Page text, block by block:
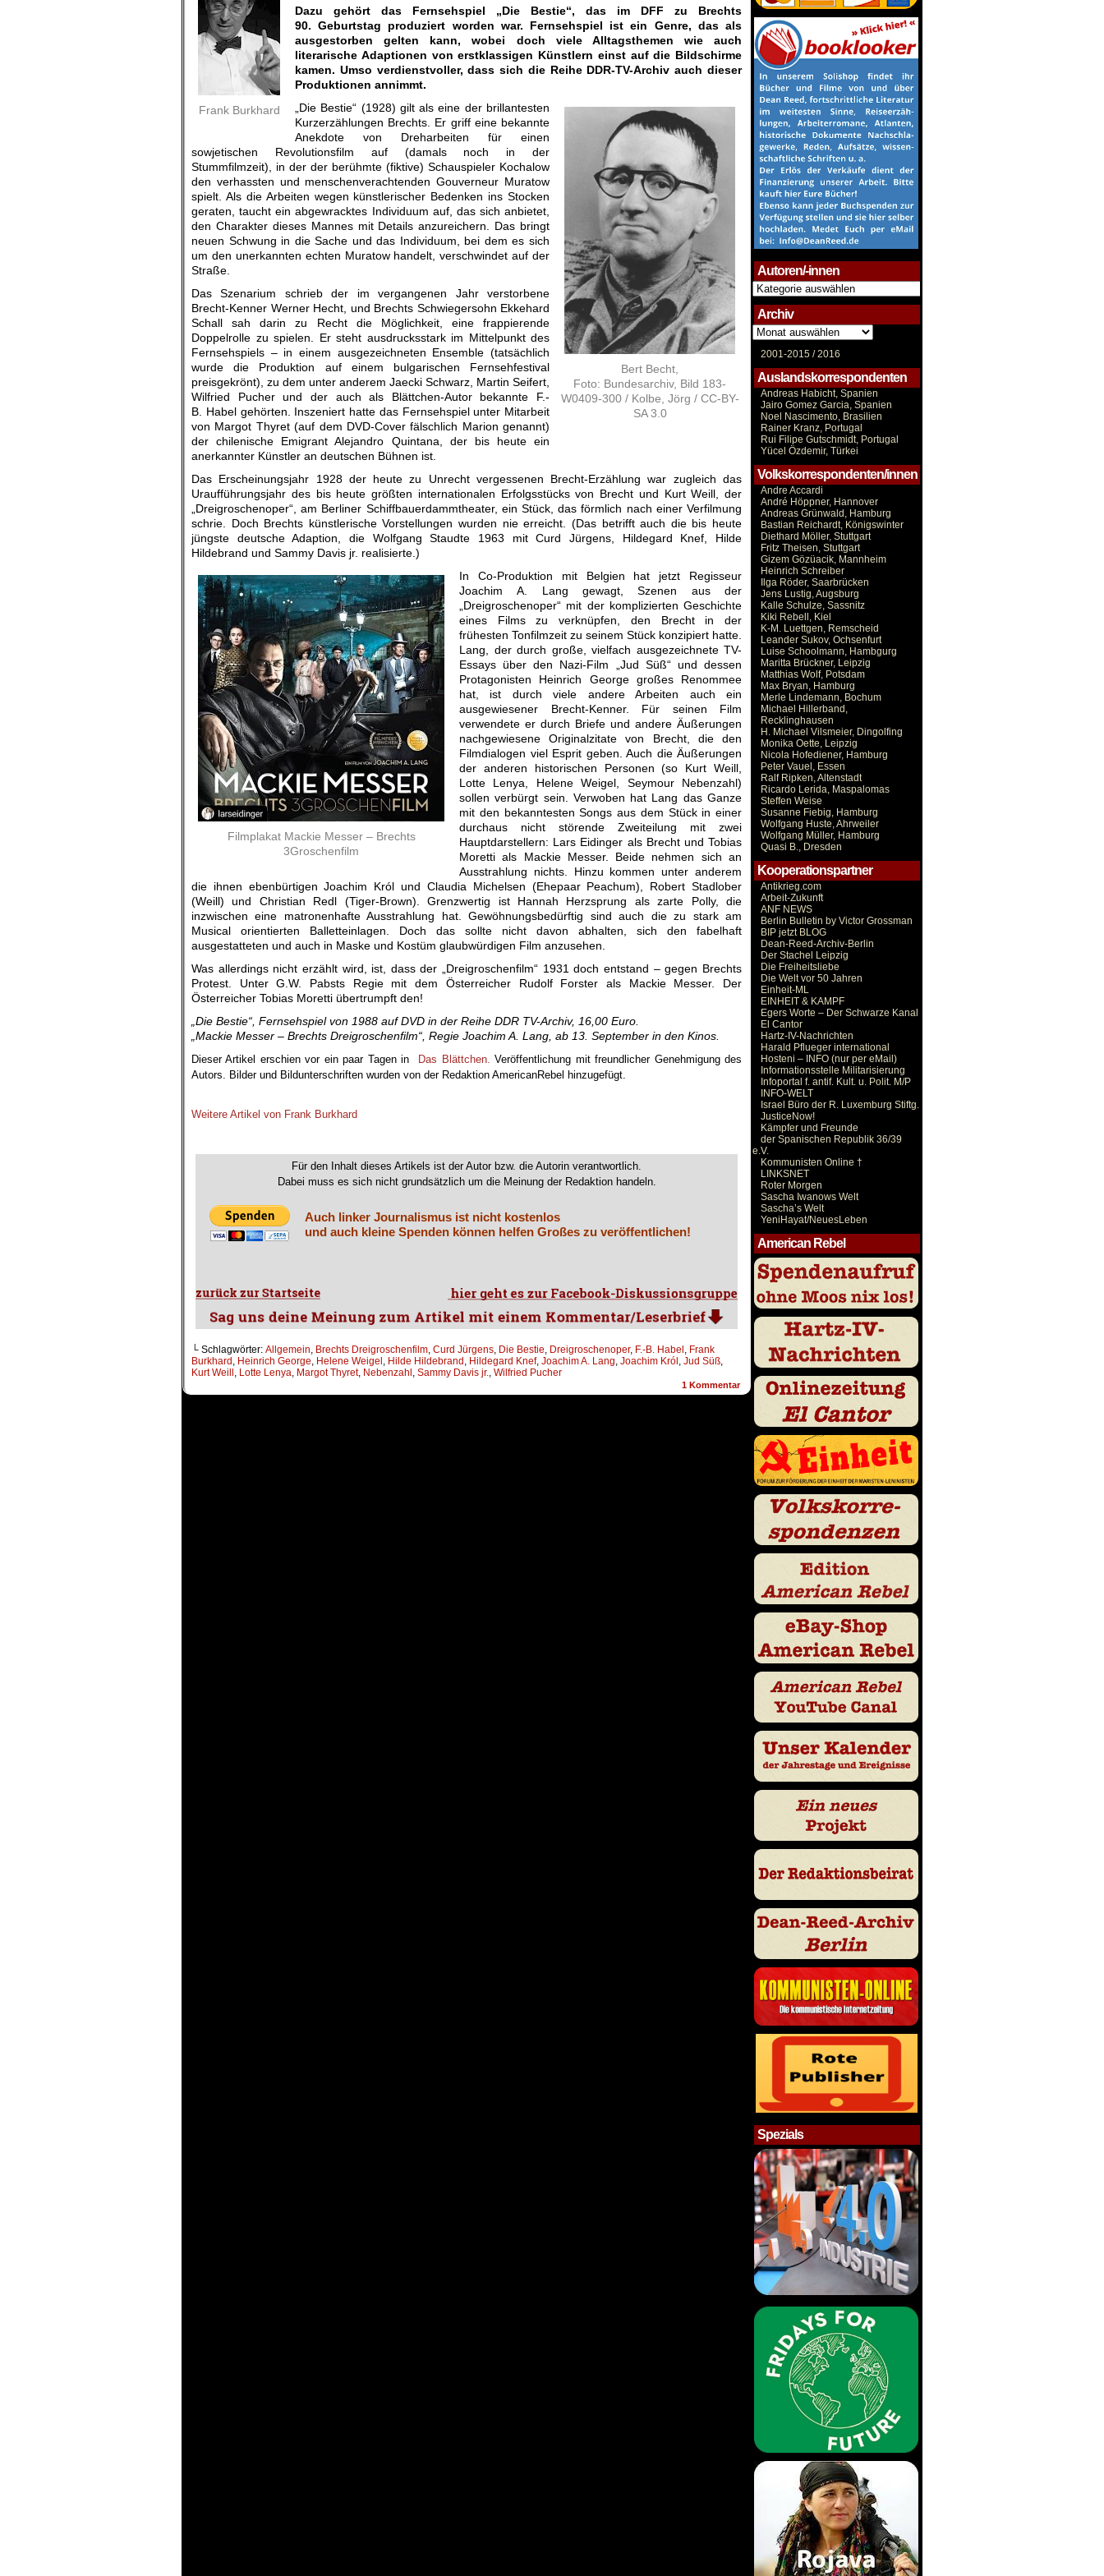
Frank Burkhard
Dazu gehört das Fernsehspiel „Die Bestie“, das im DFF zu Brechts
90. Geburtstag produziert worden war. Fernsehspiel ist ein Genre, das als
ausgestorben gelten kann, wobei doch viele Alltagsthemen wie auch
literarische Adaptionen von erstklassigen Künstlern einst auf die Bildschirme
kamen. Umso verdienstvoller, dass sich die Reihe DDR-TV-Archiv auch dieser
Produktionen annimmt.
Bert Becht,
Foto: Bundesarchiv, Bild 183-
W0409-300 / Kolbe, Jörg / CC-BY-
SA 3.0
„Die Bestie“ (1928) gilt als eine der brillantesten
Kurzerzählungen Brechts. Er griff eine bekannte
Anekdote von Dreharbeiten für einen
sowjetischen Revolutionsfilm auf (damals noch in der
Stummfilmzeit), in der der berühmte (fiktive) Schauspieler Kochalow
den verhassten und menschenverachtenden Gouverneur Muratow
spielt. Als die Arbeiten wegen künstlerischer Bedenken ins Stocken
geraten, taucht ein abgewracktes Individuum auf, das sich anbietet,
den Charakter dieses Mannes mit Details anzureichern. Das bringt
neuen Schwung in die Sache und das Individuum, bei dem es sich
um den unerkannten echten Muratow handelt, verschwindet auf der
Straße.
Das Szenarium schrieb der im vergangenen Jahr verstorbene
Brecht-Kenner Werner Hecht, und Brechts Schwiegersohn Ekkehard
Schall sah darin zu Recht die Möglichkeit, eine frappierende
Doppelrolle zu spielen. Er steht ausdrucksstark im Mittelpunkt des
Fernsehspiels – in einem ausgezeichneten Ensemble (tatsächlich
wurde die Produktion auf einem bulgarischen Fernsehfestival
preisgekrönt), zu dem unter anderem Jaecki Schwarz, Martin Seifert,
Wilfried Pucher und der auch als Blättchen-Autor bekannte F.-
B. Habel gehörten. Inszeniert hatte das Fernsehspiel unter Mitarbeit
von Margot Thyret (auf dem DVD-Cover fälschlich Marion genannt)
der chilenische Emigrant Alejandro Quintana, der bis heute ein
anerkannter Künstler an deutschen Bühnen ist.
Das Erscheinungsjahr 1928 der heute zu Unrecht vergessenen Brecht-Erzählung war zugleich das
Uraufführungsjahr des bis heute größten internationalen Erfolgsstücks von Brecht und Kurt Weill, der
„Dreigroschenoper“, am Berliner Schiffbauerdammtheater, ein Stück, das förmlich nach einer Verfilmung
schrie. Doch Brechts künstlerische Vorstellungen wurden nie erreicht. (Das betrifft auch die bis heute
jüngste deutsche Adaption, die Wolfgang Staudte 1963 mit Curd Jürgens, Hildegard Knef, Hilde
Hildebrand und Sammy Davis jr. realisierte.)
Filmplakat Mackie Messer – Brechts
3Groschenfilm
In Co-Produktion mit Belgien hat jetzt Regisseur
Joachim A. Lang gewagt, Szenen aus der
„Dreigroschenoper“ mit der komplizierten Geschichte
eines Films zu verknüpfen, den Brecht in der
frühesten Tonfilmzeit zu seinem Stück konzipiert hatte.
Lang, der durch große, vielfach ausgezeichnete TV-
Essays über den Nazi-Film „Jud Süß“ und dessen
Protagonisten Heinrich George großes Renommee
hat, ist durch viele andere Arbeiten auch ein
ausgewiesener Brecht-Kenner. Für seinen Film
verwendete er durch Briefe und andere Äußerungen
nachgewiesene Originalzitate von Brecht, die den
Filmdialogen viel Esprit geben. Auch die Äußerungen
der anderen historischen Personen (so Kurt Weill,
Lotte Lenya, Helene Weigel, Seymour Nebenzahl)
sollen verbürgt sein. Verwoben hat Lang das Ganze
mit den bekanntesten Songs aus dem Stück in einer
durchaus nicht störende Zweiteilung mit zwei
Hauptdarstellern: Lars Eidinger als Brecht und Tobias
Moretti als Mackie Messer. Beide nehmen sich an
Ausstrahlung nichts. Hinzu kommen unter anderem
die ihnen ebenbürtigen Joachim Król und Claudia Michelsen (Ehepaar Peachum), Robert Stadlober
(Weill) und Christian Redl (Tiger-Brown). Grenzwertig ist Hannah Herzsprung als zarte Polly, die
inzwischen eine matronenhafte Ausstrahlung hat. Gewöhnungsbedürftig sind auch die zu stark am
Musical orientierten Balletteinlagen. Doch das sollte nicht davon abhalten, sich den fabelhaft
ausgestatteten und auch in Maske und Kostüm glaubwürdigen Film anzusehen.
Was allerdings nicht erzählt wird, ist, dass der „Dreigroschenfilm“ 1931 doch entstand – gegen Brechts
Protest. Unter G.W. Pabsts Regie mit dem Österreicher Rudolf Forster als Mackie Messer. Der
Österreicher Tobias Moretti übertrumpft den!
„Die Bestie“, Fernsehspiel von 1988 auf DVD in der Reihe DDR TV-Archiv, 16,00 Euro.
„Mackie Messer – Brechts Dreigroschenfilm“, Regie Joachim A. Lang, ab 13. September in den Kinos.
Dieser Artikel erschien vor ein paar Tagen in Das Blättchen. Veröffentlichung mit freundlicher Genehmigung des
Autors. Bilder und Bildunterschriften wurden von der Redaktion AmericanRebel hinzugefügt.
Weitere Artikel von Frank Burkhard
Für den Inhalt dieses Artikels ist der Autor bzw. die Autorin verantwortlich.
Dabei muss es sich nicht grundsätzlich um die Meinung der Redaktion handeln.
Auch linker Journalismus ist nicht kostenlos
und auch kleine Spenden können helfen Großes zu veröffentlichen!
└ Schlagwörter: Allgemein, Brechts Dreigroschenfilm, Curd Jürgens, Die Bestie, Dreigroschenoper, F.-B. Habel , Frank
Burkhard , Heinrich George, Helene Weigel , Hilde Hildebrand , Hildegard Knef, Joachim A. Lang, Joachim Król , Jud Süß,
Kurt Weill , Lotte Lenya, Margot Thyret, Nebenzahl , Sammy Davis jr., Wilfried Pucher
1 Kommentar
Autoren/-innen
Autoren/-
innen
Archiv
Archiv
2001-2015 /2016
Auslandskorrespondenten
Andreas Habicht, Spanien
Jairo Gomez Garcia, Spanien
Noel Nascimento, Brasilien
Rainer Kranz, Portugal
Rui Filipe Gutschmidt, Portugal
Yücel Özdemir, Türkei
Volkskorrespondenten/innen
Andre Accardi
André Höppner, Hannover
Andreas Grünwald, Hamburg
Bastian Reichardt, Königswinter
Diethard Möller, Stuttgart
Fritz Theisen, Stuttgart
Gizem Gözüacik, Mannheim
Heinrich Schreiber
Ilga Röder, Saarbrücken
Jens Lustig, Augsburg
Kalle Schulze, Sassnitz
Kiki Rebell, Kiel
K-M. Luettgen, Remscheid
Leander Sukov, Ochsenfurt
Luise Schoolmann, Hambgurg
Maritta Brückner, Leipzig
Matthias Wolf, Potsdam
Max Bryan, Hamburg
Merle Lindemann, Bochum
Michael Hillerband,
Recklinghausen
H. Michael Vilsmeier, Dingolfing
Monika Oette, Leipzig
Nicola Hofediener, Hamburg
Peter Vauel, Essen
Ralf Ripken, Altenstadt
Ricardo Lerida, Maspalomas
Steffen Weise
Susanne Fiebig, Hamburg
Wolfgang Huste, Ahrweiler
Wolfgang Müller, Hamburg
Quasi B., Dresden
Kooperationspartner
Antikrieg.com
Arbeit-Zukunft
ANF NEWS
Berlin Bulletin by Victor Grossman
BIP jetzt BLOG
Dean-Reed-Archiv-Berlin
Der Stachel Leipzig
Die Freiheitsliebe
Die Welt vor 50 Jahren
Einheit-ML
EINHEIT & KAMPF
Egers Worte – Der Schwarze Kanal
El Cantor
Hartz-IV-Nachrichten
Harald Pflueger international
Hosteni – INFO (nur per eMail)
Informationsstelle Militarisierung
Infoportal f. antif. Kult. u. Polit. M/P
INFO-WELT
Israel Büro der R. Luxemburg Stiftg.
JusticeNow!
Kämpfer und Freunde
der Spanischen Republik 36/39
e.V.
Kommunisten Online †
LINKSNET
Roter Morgen
Sascha Iwanows Welt
Sascha’s Welt
YeniHayat/NeuesLeben
American Rebel
Spezials